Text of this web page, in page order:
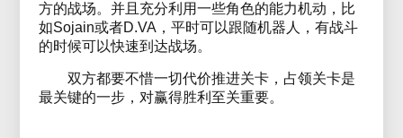
方的战场。并且充分利用一些角色的能力机动，比
如Sojain或者D.VA，平时可以跟随机器人，有战斗
的时候可以快速到达战场。
双方都要不惜一切代价推进关卡，占领关卡是
最关键的一步，对赢得胜利至关重要。